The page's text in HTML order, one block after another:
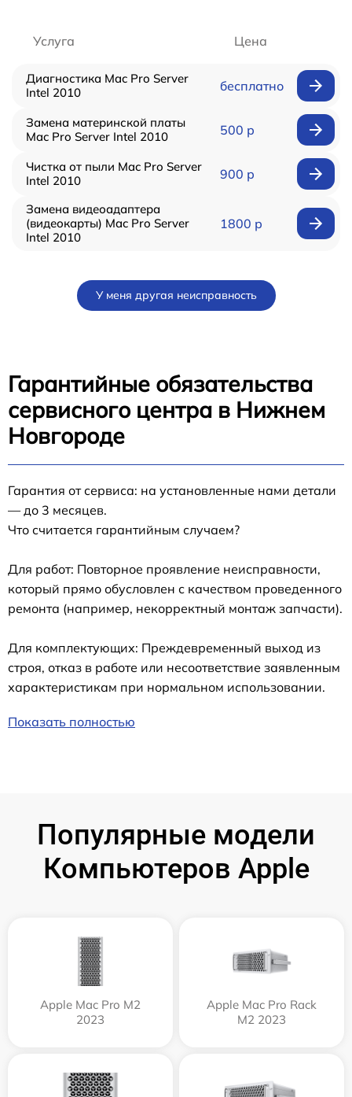
Услуга Цена
Диагностика Mac Pro Server
Intel 2010
бесплатно
Замена материнской платы
Mac Pro Server Intel 2010
500 р
Чистка от пыли Mac Pro Server
Intel 2010
900 р
Замена видеоадаптера
(видеокарты) Mac Pro Server
Intel 2010
1800 р
У меня другая неисправность
Гарантийные обязательства
сервисного центра в Нижнем
Новгороде
Гарантия от сервиса: на установленные нами детали
— до 3 месяцев.
Что считается гарантийным случаем?
Для работ: Повторное проявление неисправности,
который прямо обусловлен с качеством проведенного
ремонта (например, некорректный монтаж запчасти).
Для комплектующих: Преждевременный выход из
строя, отказ в работе или несоответствие заявленным
характеристикам при нормальном использовании.
Показать полностью
Популярные модели
Компьютеров Apple
Apple Mac Pro M2
2023
Apple Mac Pro Rack
M2 2023